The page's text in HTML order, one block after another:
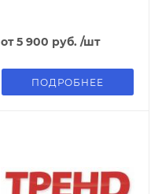
от5 900 руб. /шт
ПОДРОБНЕЕ